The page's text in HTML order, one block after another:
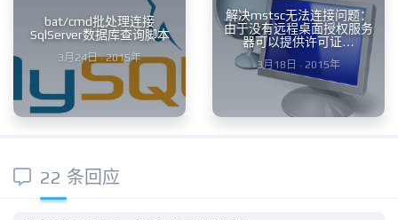
bat/cmd批处理连接
SqlServer数据库查询脚本
3月24日 · 2015年
解决mstsc无法连接问题：
由于没有远程桌面授权服务
器可以提供许可证…
3月18日 · 2015年
22 条回应